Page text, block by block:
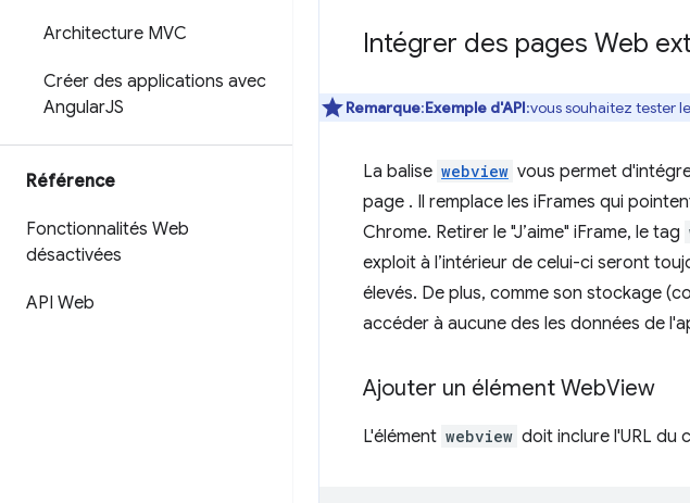
Architecture MVC
Créer des applications avec
AngularJS
Référence
Fonctionnalités Web
désactivées
API Web
Intégrer des pages Web
Remarque:Exemple d'API:vous souhaitez tester
La balise webview vous permet
page . Il remplace les iFrames qui
Chrome. Retirer le "J’aime" iFrame, le tag
exploit à l’intérieur de celui-ci seront
élevés. De plus, comme son stockage
accéder à aucune des les données de
Ajouter un élément WebView
L'élément webview doit inclure l'URL du